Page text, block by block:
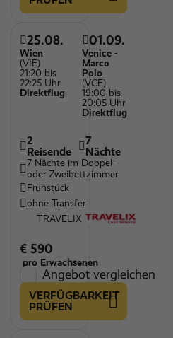
25.08.
Wien
(VIE)
21:20 bis
22:25 Uhr
Direktflug
01.09.
Venice -
Marco
Polo
(VCE)
19:00 bis
20:05 Uhr
Direktflug
2
Reisende
7
Nächte
7 Nächte im Doppel-
oder Zweibettzimmer
Frühstück
ohne Transfer
TRAVELIX
€ 590
pro Erwachsenen
Angebot vergleichen
VERFÜGBARKEIT
PRÜFEN